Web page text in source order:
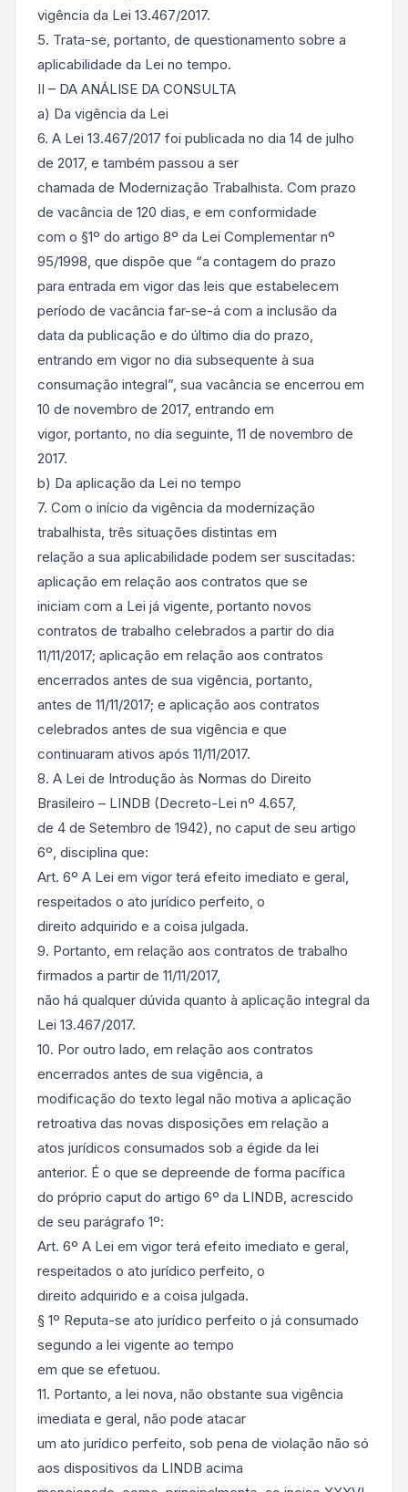
vigência da Lei 13.467/2017.
5. Trata-se, portanto, de questionamento sobre a
aplicabilidade da Lei no tempo.
II – DA ANÁLISE DA CONSULTA
a) Da vigência da Lei
6. A Lei 13.467/2017 foi publicada no dia 14 de julho
de 2017, e também passou a ser
chamada de Modernização Trabalhista. Com prazo
de vacância de 120 dias, e em conformidade
com o §1º do artigo 8º da Lei Complementar nº
95/1998, que dispõe que “a contagem do prazo
para entrada em vigor das leis que estabelecem
período de vacância far-se-á com a inclusão da
data da publicação e do último dia do prazo,
entrando em vigor no dia subsequente à sua
consumação integral”, sua vacância se encerrou em
10 de novembro de 2017, entrando em
vigor, portanto, no dia seguinte, 11 de novembro de
2017.
b) Da aplicação da Lei no tempo
7. Com o início da vigência da modernização
trabalhista, três situações distintas em
relação a sua aplicabilidade podem ser suscitadas:
aplicação em relação aos contratos que se
iniciam com a Lei já vigente, portanto novos
contratos de trabalho celebrados a partir do dia
11/11/2017; aplicação em relação aos contratos
encerrados antes de sua vigência, portanto,
antes de 11/11/2017; e aplicação aos contratos
celebrados antes de sua vigência e que
continuaram ativos após 11/11/2017.
8. A Lei de Introdução às Normas do Direito
Brasileiro – LINDB (Decreto-Lei nº 4.657,
de 4 de Setembro de 1942), no caput de seu artigo
6º, disciplina que:
Art. 6º A Lei em vigor terá efeito imediato e geral,
respeitados o ato jurídico perfeito, o
direito adquirido e a coisa julgada.
9. Portanto, em relação aos contratos de trabalho
firmados a partir de 11/11/2017,
não há qualquer dúvida quanto à aplicação integral da
Lei 13.467/2017.
10. Por outro lado, em relação aos contratos
encerrados antes de sua vigência, a
modificação do texto legal não motiva a aplicação
retroativa das novas disposições em relação a
atos jurídicos consumados sob a égide da lei
anterior. É o que se depreende de forma pacífica
do próprio caput do artigo 6º da LINDB, acrescido
de seu parágrafo 1º:
Art. 6º A Lei em vigor terá efeito imediato e geral,
respeitados o ato jurídico perfeito, o
direito adquirido e a coisa julgada.
§ 1º Reputa-se ato jurídico perfeito o já consumado
segundo a lei vigente ao tempo
em que se efetuou.
11. Portanto, a lei nova, não obstante sua vigência
imediata e geral, não pode atacar
um ato jurídico perfeito, sob pena de violação não só
aos dispositivos da LINDB acima